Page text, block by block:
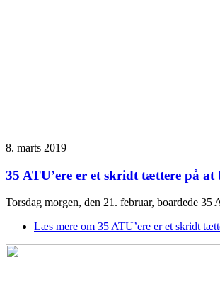
8. marts 2019
35 ATU’ere er et skridt tættere på at
Torsdag morgen, den 21. februar, boardede
Læs mere om 35 ATU’ere er et skridt